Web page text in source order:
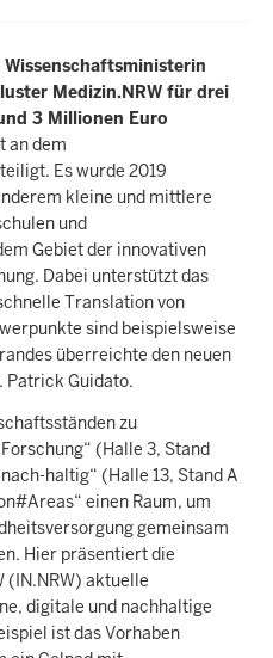
Wissenschaftsministerin
Medizin.NRW für drei
3 Millionen Euro
an dem
Es wurde 2019
kleine und mittlere
und
Gebiet der innovativen
Dabei unterstützt das
Translation von
sind beispielsweise
überreichte den neuen
Patrick Guidato.
zu
(Halle 3, Stand
haltig“ (Halle 13, Stand A
einen Raum, um
gemeinsam
Hier präsentiert die
(IN.NRW) aktuelle
digitale und nachhaltige
ist das Vorhaben